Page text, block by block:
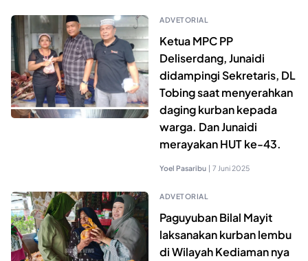
ADVETORIAL
Ketua MPC PP
Deliserdang, Junaidi
didampingi Sekretaris, DL
Tobing saat menyerahkan
daging kurban kepada
warga. Dan Junaidi
merayakan HUT ke-43.
Yoel Pasaribu | 7 Juni 2025
ADVETORIAL
Paguyuban Bilal Mayit
laksanakan kurban lembu
di Wilayah Kediaman nya